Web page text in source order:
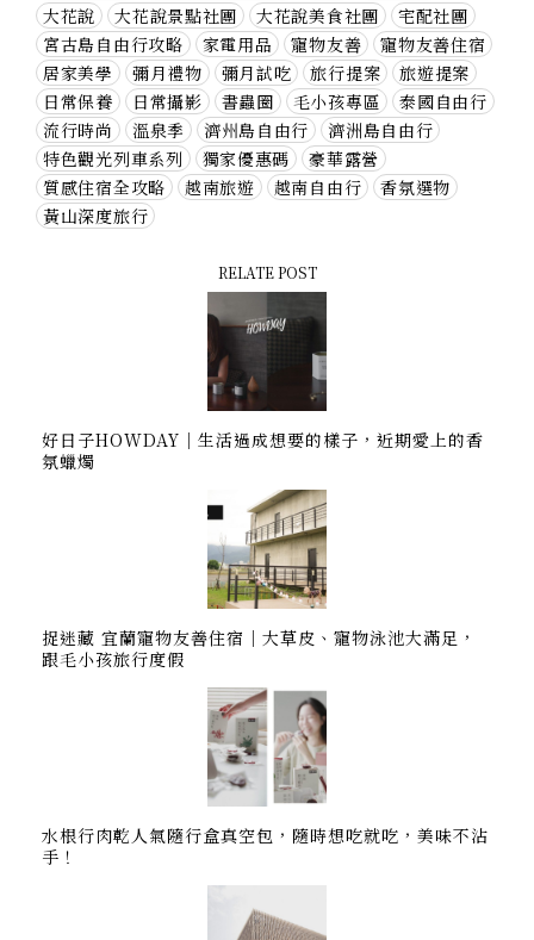
大花說
大花說景點社團 大花說美食社團
宅配社團
宮古島自由行攻略
家電用品 寵物友善
寵物友善住宿
居家美學
彌月禮物 彌月試吃 旅行提案
旅遊提案
日常保養
日常攝影 書蟲圈 毛小孩專區
泰國自由行
流行時尚
溫泉季 濟州島自由行
濟洲島自由行
特色觀光列車系列
獨家優惠碼
豪華露營
質感住宿全攻略
越南旅遊 越南自由行
香氛選物
黃山深度旅行
RELATE POST
好日子HOWDAY｜生活過成想要的樣子，近期愛上的香
氛蠟燭
捉迷藏 宜蘭寵物友善住宿｜大草皮、寵物泳池大滿足，
跟毛小孩旅行度假
水根行肉乾人氣隨行盒真空包，隨時想吃就吃，美味不沾
手！